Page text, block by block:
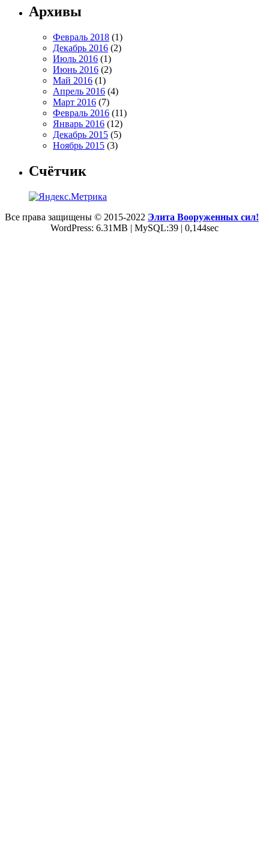
Архивы
Февраль 2018 (1)
Декабрь 2016 (2)
Июль 2016 (1)
Июнь 2016 (2)
Май 2016 (1)
Апрель 2016 (4)
Март 2016 (7)
Февраль 2016 (11)
Январь 2016 (12)
Декабрь 2015 (5)
Ноябрь 2015 (3)
Счётчик
Все права защищены © 2015-2022 Элита Вооруженных сил!
WordPress: 6.31MB | MySQL:39 | 0,144sec